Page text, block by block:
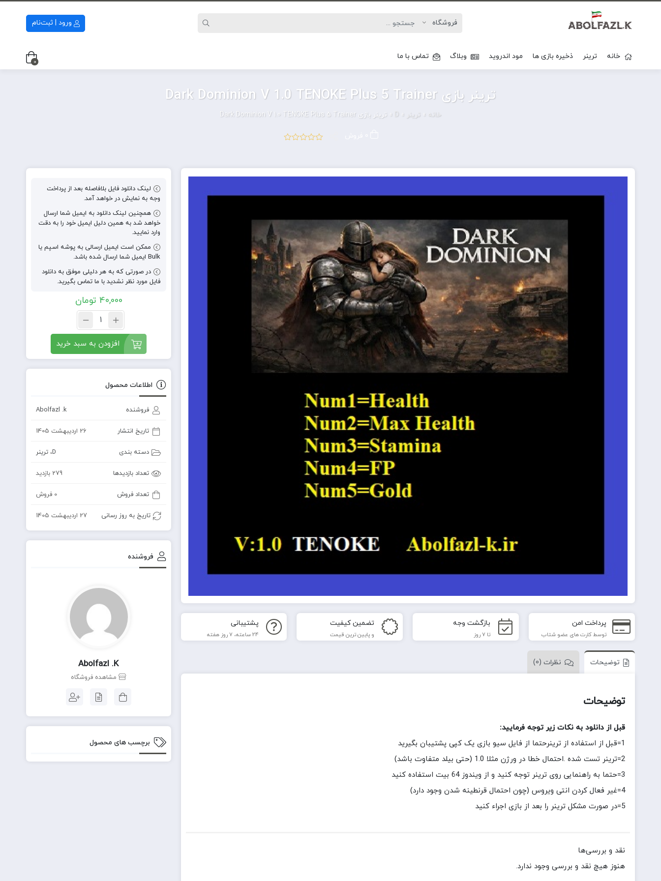
ورود | ثبت‌نام
خانه ترینر ذخیره بازی ها مود اندروید وبلاگ تماس با ما
0
ترینر بازی Dark Dominion V 1.0 TENOKE Plus 5 Trainer
خانه » ترینر »
D
» ترینر بازی Dark Dominion V 1.0 TENOKE Plus 5 Trainer
پرداخت امن
توسط کارت های عضو شتاب
بازگشت وجه
تا 7 روز
تضمین کیفیت
و پایین ترین قیمت
پشتیبانی
24 ساعته، 7 روز هفته
توضیحات نظرات (0)
توضیحات
قبل از دانلود به نکات زیر توجه فرمایید:
1=قبل از استفاده از ترینرحتما از فایل سیو بازی یک کپی پشتیبان بگیرید
2=ترینر تست شده .احتمال خطا در ورژن مثلا 1.0 (حتی بیلد متفاوت باشد)
3=حتما به راهنمایی روی ترینر توجه کنید و از ویندوز 64 بیت استفاده کنید
4=غیر فعال کردن انتی ویروس (چون احتمال قرنطینه شدن وجود دارد)
5=در صورت مشکل ترینر را بعد از بازی اجراء کنید
نقد و بررسی‌ها
هنوز هیچ نقد و بررسی وجود ندارد.
لینک دانلود فایل بلافاصله بعد از پرداخت
وجه به نمایش در خواهد آمد.
همچنین لینک دانلود به ایمیل شما ارسال
خواهد شد به همین دلیل ایمیل خود را به دقت
وارد نمایید.
ممکن است ایمیل ارسالی به پوشه اسپم یا
Bulk ایمیل شما ارسال شده باشد.
در صورتی که به هر دلیلی موفق به دانلود
فایل مورد نظر نشدید با ما تماس بگیرید.
40,000 تومان
افزودن به سبد خرید
اطلاعات محصول
فروشنده Abolfazl .k
تاریخ انتشار 26 اردیبهشت 1405
دسته بندی D، ترینر
تعداد بازدیدها 279 بازدید
تعداد فروش 0 فروش
تاریخ به روز رسانی 27 اردیبهشت 1405
فروشنده
Abolfazl .k
مشاهده فروشگاه
برچسب های محصول